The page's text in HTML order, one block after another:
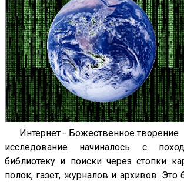
Интернет - Божественное творение
исследование начиналось с
библиотеку и поиски через стопки
полок, газет, журналов и архивов. Это